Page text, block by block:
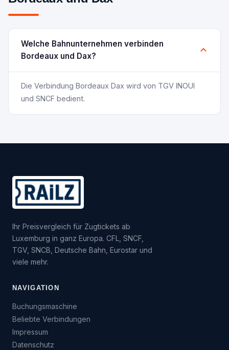
Welche Bahnunternehmen verbinden
Bordeaux und Dax?
Die Verbindung Bordeaux Dax wird von TGV INOUI
und SNCF bedient.
Ihr Preisvergleich für Zugtickets ab
Luxemburg in ganz Europa. CFL, SNCF,
TGV, SNCB, Deutsche Bahn, Eurostar und
viele mehr.
NAVIGATION
Buchungsmaschine
Beliebte Verbindungen
Impressum
Datenschutz